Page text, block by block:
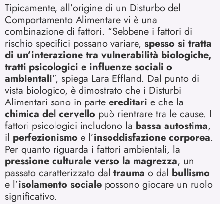
Tipicamente, all’origine di un Disturbo del
Comportamento Alimentare vi è una
combinazione di fattori. “Sebbene i fattori di
rischio specifici possano variare, spesso si tratta
di un’interazione tra vulnerabilità biologiche,
tratti psicologici e influenze sociali o
ambientali”, spiega Lara Effland. Dal punto di
vista biologico, è dimostrato che i Disturbi
Alimentari sono in parte ereditari e che la
chimica del cervello può rientrare tra le cause. I
fattori psicologici includono la bassa autostima,
il perfezionismo e l’insoddisfazione corporea.
Per quanto riguarda i fattori ambientali, la
pressione culturale verso la magrezza, un
passato caratterizzato dal trauma o dal bullismo
e l’isolamento sociale possono giocare un ruolo
significativo.